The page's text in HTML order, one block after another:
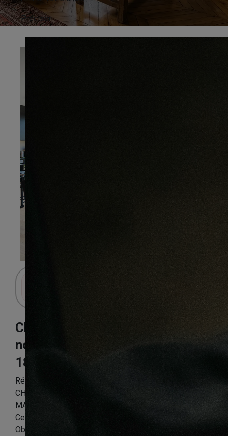
Préciser
Chêne piqué mat
noix de coco
180X20X400mm
Référence:
CHENE MASSIF CAMPAGNE Piqué HUILE BROSSE
MAT NOIX DE COCO GO4 180X20X400mm A 2200mm
Certifié FSC 100 %
Obligatoire : Application d’huile-cire dès la 1ère